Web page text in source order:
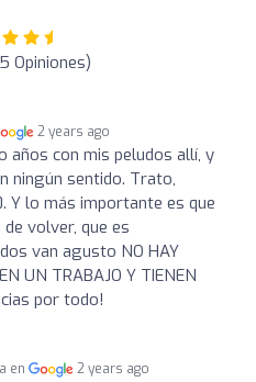
Opiniones)
2 years ago
años con mis peludos allí, y
ningún sentido. Trato,
Y lo más importante es que
volver, que es
van agusto NO HAY
UN TRABAJO Y TIENEN
por todo!
en 2 years ago